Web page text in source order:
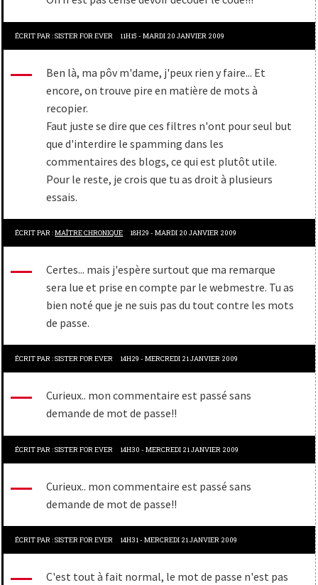
ÉCRIT PAR :SISTER FOR EVER 11H15 -MARDI 20 JANVIER 2009
Ben là, ma pôv m'dame, j'peux rien y faire... Et
encore, on trouve pire en matière de mots à
recopier.
Faut juste se dire que ces filtres n'ont pour seul but
que d'interdire le spamming dans les
commentaires des blogs, ce qui est plutôt utile.
Pour le reste, je crois que tu as droit à plusieurs
essais.
ÉCRIT PAR :MAÎTRE CHRONIQUE 18H29 -MARDI 20 JANVIER 2009
Certes... mais j'espère surtout que ma remarque
sera lue et prise en compte par le webmestre. Tu as
bien noté que je ne suis pas du tout contre les mots
de passe.
ÉCRIT PAR :SISTER FOR EVER 14H29 -MERCREDI 21JANVIER 2009
Curieux.. mon commentaire est passé sans
demande de mot de passe!!
ÉCRIT PAR :SISTER FOR EVER 14H30 -MERCREDI 21JANVIER 2009
Curieux.. mon commentaire est passé sans
demande de mot de passe!!
ÉCRIT PAR :SISTER FOR EVER 14H31-MERCREDI 21JANVIER 2009
C'est tout à fait normal, le mot de passe n'est pas